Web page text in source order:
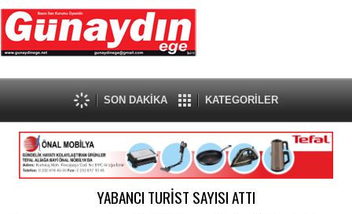
SON DAKİKA KATEGORİLER
YABANCI TURİST SAYISI ATTI